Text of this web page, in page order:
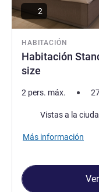
HABITACIÓN
Habitación
size
2
2 pers. máx.
Views :Vistas a la
Más información